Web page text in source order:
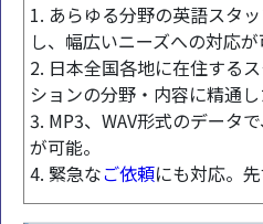
1. あらゆる分野の英語スタ
し、幅広いニーズへの対応が
2. 日本全国各地に在住する
ションの分野・内容に精通し
3. MP3、WAV形式のデータ
が可能。
4. 緊急なご依頼にも対応。